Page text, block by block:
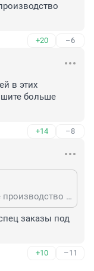
+20 –6
в этих
больше
+14 –8
Ага, для Светофора специальное производство товаров организовали
заказы под
+10 –11